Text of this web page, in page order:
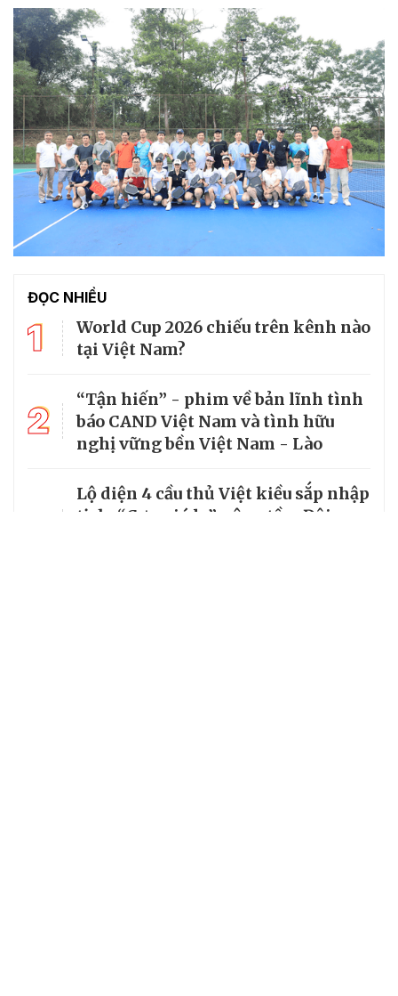
ĐỌC NHIỀU
1
World Cup 2026 chiếu trên kênh nào
tại Việt Nam?
2
“Tận hiến” - phim về bản lĩnh tình
báo CAND Việt Nam và tình hữu
nghị vững bền Việt Nam - Lào
Lộ diện 4 cầu thủ Việt kiều sắp nhập
tịch: “Cơn gió lạ” nâng tầm Đội